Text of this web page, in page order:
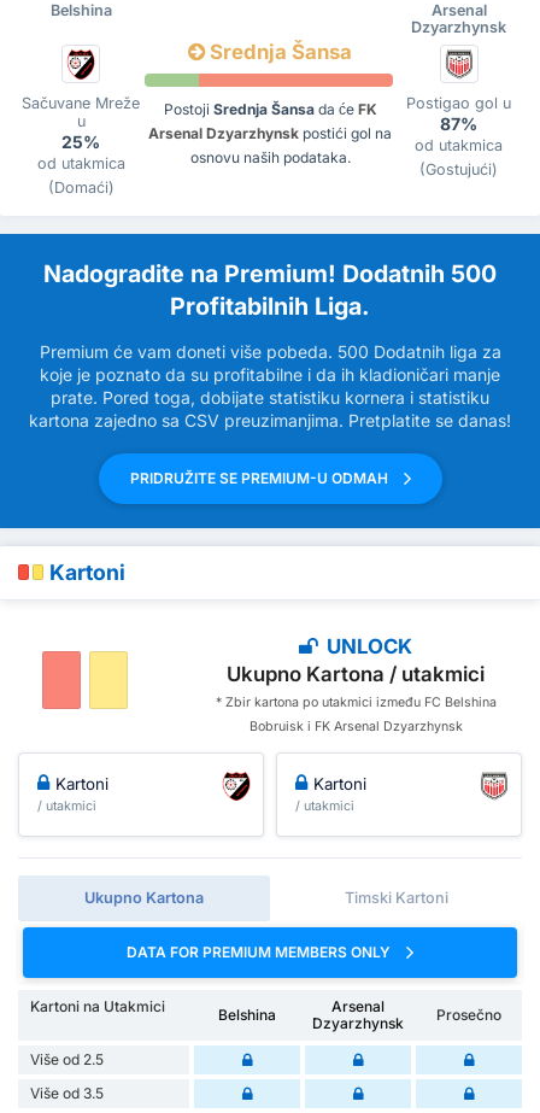
Belshina
Arsenal
Dzyarzhynsk
Sačuvane Mreže
u
25%
od utakmica
(Domaći)
Srednja Šansa
Postoji Srednja Šansada će FK
Arsenal Dzyarzhynsk postići gol na
osnovu naših podataka.
Postigao gol u
87%
od utakmica
(Gostujući)
Nadogradite na Premium! Dodatnih 500
Profitabilnih Liga.
Premium će vam doneti više pobeda. 500 Dodatnih liga za
koje je poznato da su profitabilne i da ih kladioničari manje
prate. Pored toga, dobijate statistiku kornera i statistiku
kartona zajedno sa CSV preuzimanjima. Pretplatite se danas!
PRIDRUŽITE SE PREMIUM-U ODMAH
Kartoni
UNLOCK
Ukupno Kartona / utakmici
* Zbir kartona po utakmici između FC Belshina
Bobruisk i FK Arsenal Dzyarzhynsk
Kartoni
/ utakmici
Kartoni
/ utakmici
Ukupno Kartona Timski Kartoni
DATA FOR PREMIUM MEMBERS ONLY
Kartoni na Utakmici Belshina
Arsenal
Dzyarzhynsk
Prosečno
Više od 2.5
Više od 3.5